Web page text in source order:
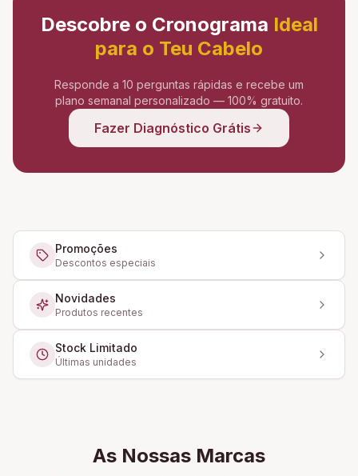
Descobre o Cronograma Ideal
para o Teu Cabelo
Responde a 10 perguntas rápidas e recebe um
plano semanal personalizado — 100% gratuito.
Fazer Diagnóstico Grátis
Promoções
Descontos especiais
Novidades
Produtos recentes
Stock Limitado
Últimas unidades
As Nossas Marcas